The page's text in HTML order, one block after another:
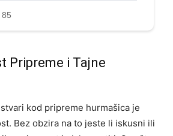
Pripreme i Tajne
kod pripreme hurmašica je
Bez obzira na to jeste li iskusni ili